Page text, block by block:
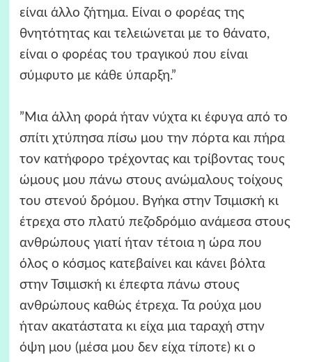
είναι άλλο ζήτημα. Είναι ο φορέας της
θνητότητας και τελειώνεται με το θάνατο,
είναι ο φορέας του τραγικού που είναι
σύμφυτο με κάθε ύπαρξη.”
”Μια άλλη φορά ήταν νύχτα κι έφυγα από το
σπίτι χτύπησα πίσω μου την πόρτα και πήρα
τον κατήφορο τρέχοντας και τρίβοντας τους
ώμους μου πάνω στους ανώμαλους τοίχους
του στενού δρόμου. Βγήκα στην Τσιμισκή κι
έτρεχα στο πλατύ πεζοδρόμιο ανάμεσα στους
ανθρώπους γιατί ήταν τέτοια η ώρα που
όλος ο κόσμος κατεβαίνει και κάνει βόλτα
στην Τσιμισκή κι έπεφτα πάνω στους
ανθρώπους καθώς έτρεχα. Τα ρούχα μου
ήταν ακατάστατα κι είχα μια ταραχή στην
όψη μου (μέσα μου δεν είχα τίποτε) κι ο